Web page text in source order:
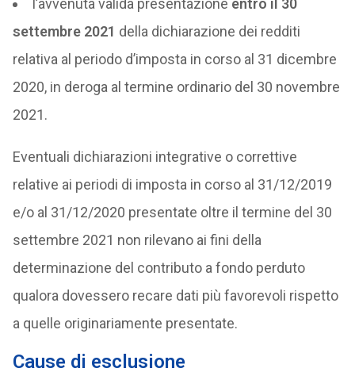
l’avvenuta valida presentazione entro il 30
settembre 2021 della dichiarazione dei redditi
relativa al periodo d’imposta in corso al 31 dicembre
2020, in deroga al termine ordinario del 30 novembre
2021.
Eventuali dichiarazioni integrative o correttive
relative ai periodi di imposta in corso al 31/12/2019
e/o al 31/12/2020 presentate oltre il termine del 30
settembre 2021 non rilevano ai fini della
determinazione del contributo a fondo perduto
qualora dovessero recare dati più favorevoli rispetto
a quelle originariamente presentate.
Cause di esclusione